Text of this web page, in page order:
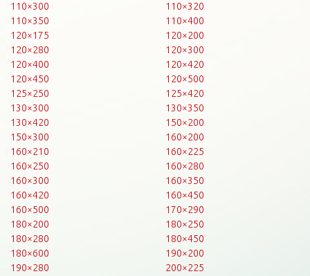
110×300
110×320
110×350
110×400
120×175
120×200
120×280
120×300
120×400
120×420
120×450
120×500
125×250
125×420
130×300
130×350
130×420
150×200
150×300
160×200
160×210
160×225
160×250
160×280
160×300
160×350
160×420
160×450
160×500
170×290
180×200
180×250
180×280
180×450
180×600
190×200
190×280
200×225